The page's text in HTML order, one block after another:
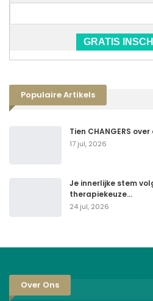
GRATIS
Populaire Artikels
Tien CHANGERS
17 jul, 2026
Je innerlijke stem
therapiekeuze…
24 jul, 2026
Over Ons